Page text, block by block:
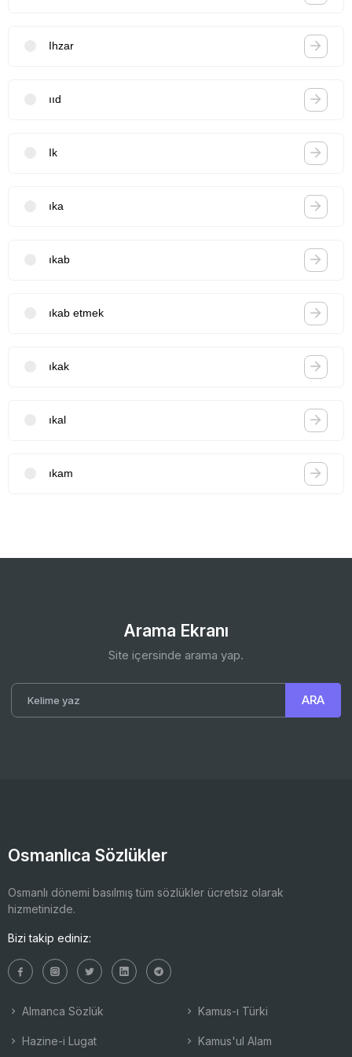
Ihzar
ııd
Ik
ıka
ıkab
ıkab etmek
ıkak
ıkal
ıkam
Arama Ekranı
Site içersinde arama yap.
Osmanlıca Sözlükler
Osmanlı dönemi basılmış tüm sözlükler ücretsiz olarak
hizmetinizde.
Bizi takip ediniz:
Almanca Sözlük
Hazine-i Lugat
Kamus-ı Türki
Kamus'ul Alam